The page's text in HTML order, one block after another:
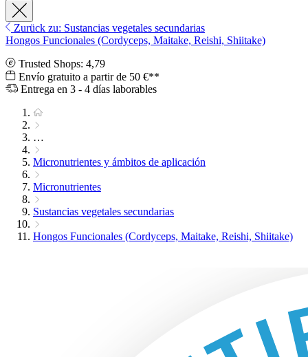
Zurück zu: Sustancias vegetales secundarias
Hongos Funcionales (Cordyceps, Maitake, Reishi, Shiitake)
Trusted Shops: 4,79
Envío gratuito a partir de 50 €**
Entrega en 3 - 4 días laborables
…
Micronutrientes y ámbitos de aplicación
Micronutrientes
Sustancias vegetales secundarias
Hongos Funcionales (Cordyceps, Maitake, Reishi, Shiitake)